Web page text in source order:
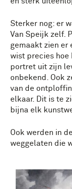
Sterker nog: er
Van Speijk zelf.
gemaakt zien er
wist precies hoe
portret uit zijn
onbekend. Ook
van de
elkaar. Dit is te
bijna elk
Ook werden in
weggelaten die